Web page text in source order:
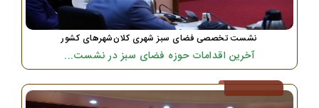
نشست تخصصی فضای سبز شهری کلان‌شهرهای کشور
آخرین اقدامات حوزه فضای سبز در نشست...